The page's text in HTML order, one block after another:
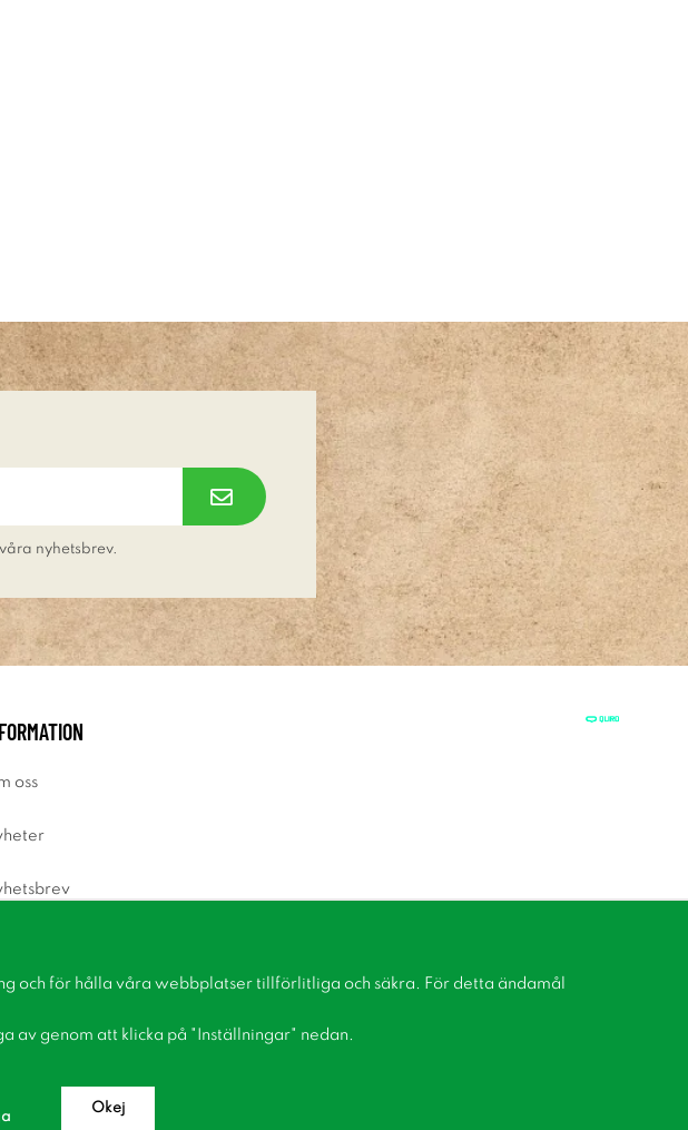
nyhetsbrev.
oss
och för hålla våra webbplatser tillförlitliga och säkra. För detta ändamål
av genom att klicka på "Inställningar" nedan.
Okej